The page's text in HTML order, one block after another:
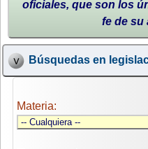
oficiales, que son los
fe de su
Búsquedas en
Materia: